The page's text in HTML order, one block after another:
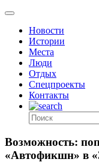
Новости
Истории
Места
Люди
Отдых
Спецпроекты
Контакты
Возможность:
«Автофикшн» в